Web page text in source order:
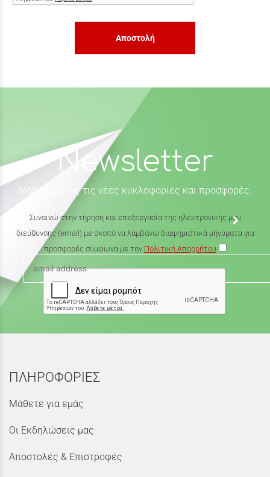
Αποστολή
Newsletter
Μάθε πρώτος τις νέες κυκλοφορίες και προσφορές.
Συναινώ στην τήρηση και επεξεργασία της ηλεκτρονικής μου
διεύθυνσης (email) με σκοπό να λαμβάνω διαφημιστικά μηνύματα για
προσφορές σύμφωνα με την Πολιτική Απορρήτου
ΠΛΗΡΟΦΟΡΙΕΣ
Μάθετε για εμάς
Οι Εκδηλώσεις μας
Αποστολές & Επιστροφές